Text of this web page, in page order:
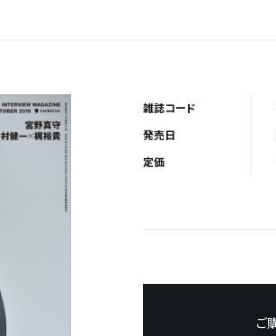
雑誌コード
発売日
定価
ご